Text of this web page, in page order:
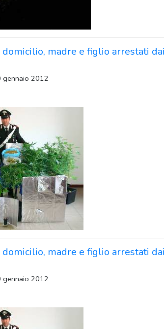
domicilio, madre e figlio arrestati
gennaio 2012
domicilio, madre e figlio arrestati
gennaio 2012